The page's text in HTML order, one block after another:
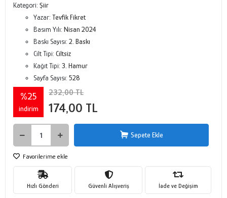
Kategori: Şiir
Yazar: Tevfik Fikret
Basım Yılı: Nisan 2024
Baskı Sayısı: 2. Baskı
Cilt Tipi: Ciltsiz
Kağıt Tipi: 3. Hamur
Sayfa Sayısı: 528
%25
indirim
232,00 TL
174,00 TL
Sepete Ekle
Favorilerime ekle
Hızlı Gönderi Güvenli Alışveriş İade ve Değişim